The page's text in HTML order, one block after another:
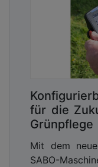
für die
Grünpflege
Mit dem
SABO-